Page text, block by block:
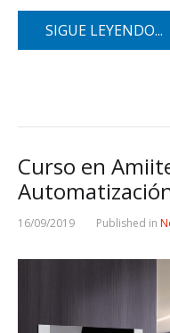
SIGUE LEYENDO...
Curso en
16/09/2019 Published in